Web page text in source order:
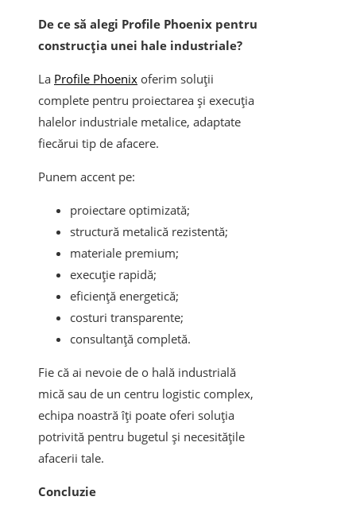
De ce să alegi Profile Phoenix pentru
construcția unei hale industriale?
La Profile Phoenix oferim soluții
complete pentru proiectarea și execuția
halelor industriale metalice, adaptate
fiecărui tip de afacere.
Punem accent pe:
proiectare optimizată;
structură metalică rezistentă;
materiale premium;
execuție rapidă;
eficiență energetică;
costuri transparente;
consultanță completă.
Fie că ai nevoie de o hală industrială
mică sau de un centru logistic complex,
echipa noastră îți poate oferi soluția
potrivită pentru bugetul și necesitățile
afacerii tale.
Concluzie